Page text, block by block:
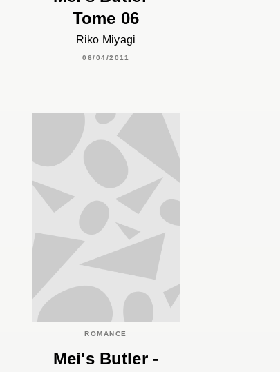
Tome 06
Riko Miyagi
06/04/2011
ROMANCE
Mei's Butler -